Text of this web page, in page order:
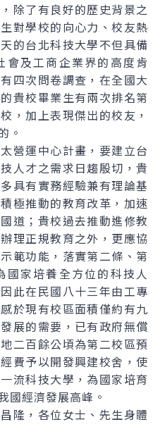
了有良好的歷史背景之
對學校的向心力、校友熱
的台北科技大學不但具備
會及工商企業界的高度肯
四次問卷調查，在全國大
貴校畢業生有兩次排名第
，加上表現傑出的校友，
。
運中心計畫，要建立台
人才之需求日趨殷切，貴
具有實務經驗兼有理論基
極推動的教育改革，加速
道；貴校過去推動進修教
理正規教育之外，更應協
範功能，落實第二條、第
國家培養全方位的科技人
此在民國八十三年由工專
於現有校區面積僅約有九
展的需要，已有政府無償
二百餘公頃為第二校區預
費予以開發興建校舍，使
流科技大學，為國家培育
國經濟發展高峰。
，各位女士、先生身體